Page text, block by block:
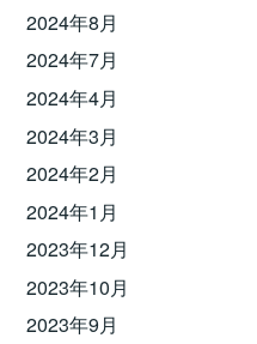
2024年8月
2024年7月
2024年4月
2024年3月
2024年2月
2024年1月
2023年12月
2023年10月
2023年9月